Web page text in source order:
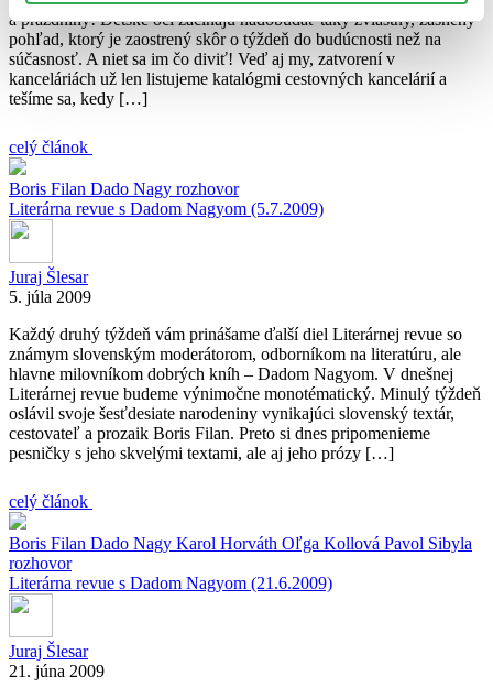
a prázdniny! Detské oči začínajú nadobúdať taký zvláštny, zasnený
pohľad, ktorý je zaostrený skôr o týždeň do budúcnosti než na
súčasnosť. A niet sa im čo diviť! Veď aj my, zatvorení v
kanceláriách už len listujeme katalógmi cestovných kancelárií a
tešíme sa, kedy […]
celý článok
Boris Filan Dado Nagy rozhovor
Literárna revue s Dadom Nagyom (5.7.2009)
Juraj Šlesar
5. júla 2009
Každý druhý týždeň vám prinášame ďalší diel Literárnej revue so
známym slovenským moderátorom, odborníkom na literatúru, ale
hlavne milovníkom dobrých kníh – Dadom Nagyom. V dnešnej
Literárnej revue budeme výnimočne monotématický. Minulý týždeň
oslávil svoje šesťdesiate narodeniny vynikajúci slovenský textár,
cestovateľ a prozaik Boris Filan. Preto si dnes pripomenieme
pesničky s jeho skvelými textami, ale aj jeho prózy […]
celý článok
Boris Filan Dado Nagy Karol Horváth Oľga Kollová Pavol Sibyla
rozhovor
Literárna revue s Dadom Nagyom (21.6.2009)
Juraj Šlesar
21. júna 2009